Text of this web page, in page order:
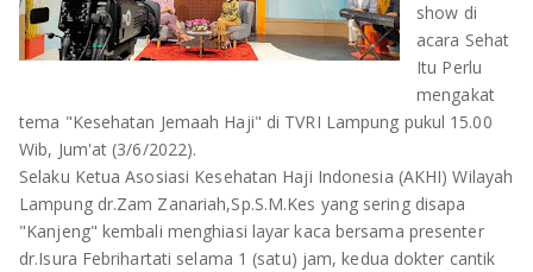
METRO
LAMPUNG UTARA
LAMPUNG TIMUR
LAMPUNG BARAT
OLAHRAGA
show di
acara Sehat
Itu Perlu
mengakat
tema "Kesehatan Jemaah Haji" di TVRI Lampung pukul 15.00
Wib, Jum'at (3/6/2022).
Selaku Ketua Asosiasi Kesehatan Haji Indonesia (AKHI) Wilayah
Lampung dr.Zam Zanariah,Sp.S.M.Kes yang sering disapa
"Kanjeng" kembali menghiasi layar kaca bersama presenter
dr.Isura Febrihartati selama 1 (satu) jam, kedua dokter cantik